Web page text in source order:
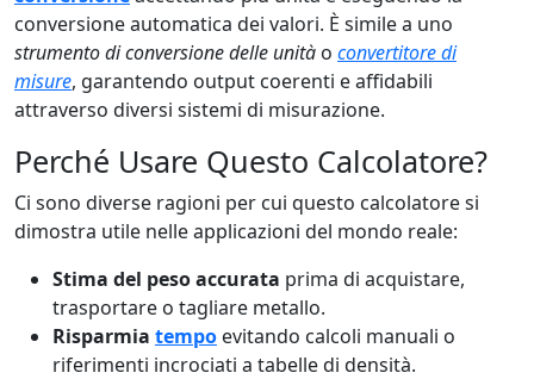
conversione automatica dei valori. È simile a uno
strumento di conversione delle unità o convertitore di
misure, garantendo output coerenti e affidabili
attraverso diversi sistemi di misurazione.
Perché Usare Questo Calcolatore?
Ci sono diverse ragioni per cui questo calcolatore si
dimostra utile nelle applicazioni del mondo reale:
Stima del peso accurata prima di acquistare,
trasportare o tagliare metallo.
Risparmia tempo evitando calcoli manuali o
riferimenti incrociati a tabelle di densità.